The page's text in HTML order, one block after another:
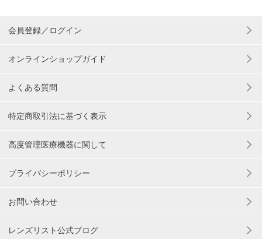
会員登録／ログイン
オンラインショップガイド
よくある質問
特定商取引法に基づく表示
高度管理医療機器に関して
プライバシーポリシー
お問い合わせ
レンズリスト公式ブログ